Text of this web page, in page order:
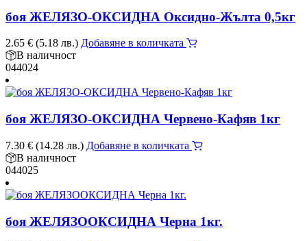
боя ЖЕЛЯЗО-ОКСИДНА Оксидно-Жълта 0,5кг
2.65 € (5.18 лв.) Добавяне в количката
В наличност
044024
боя ЖЕЛЯЗО-ОКСИДНА Червено-Кафяв 1кг
7.30 € (14.28 лв.) Добавяне в количката
В наличност
044025
боя ЖЕЛЯЗООКСИДНА Черна 1кг.